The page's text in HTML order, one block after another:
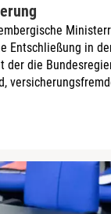
Entschließung in
der die